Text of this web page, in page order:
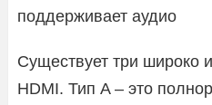
поддерживает аудио
Существует три широко
HDMI. Тип A – это